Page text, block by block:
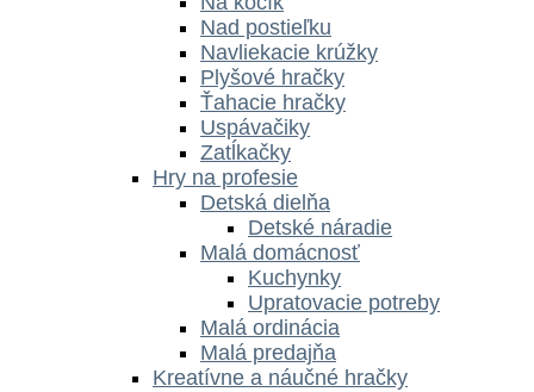
Nad postieľku
Navliekacie krúžky
Plyšové hračky
Ťahacie hračky
Uspávačiky
Zatĺkačky
Hry na profesie
Detská dielňa
Detské náradie
Malá domácnosť
Kuchynky
Upratovacie potreby
Malá ordinácia
Malá predajňa
Kreatívne a náučné hračky